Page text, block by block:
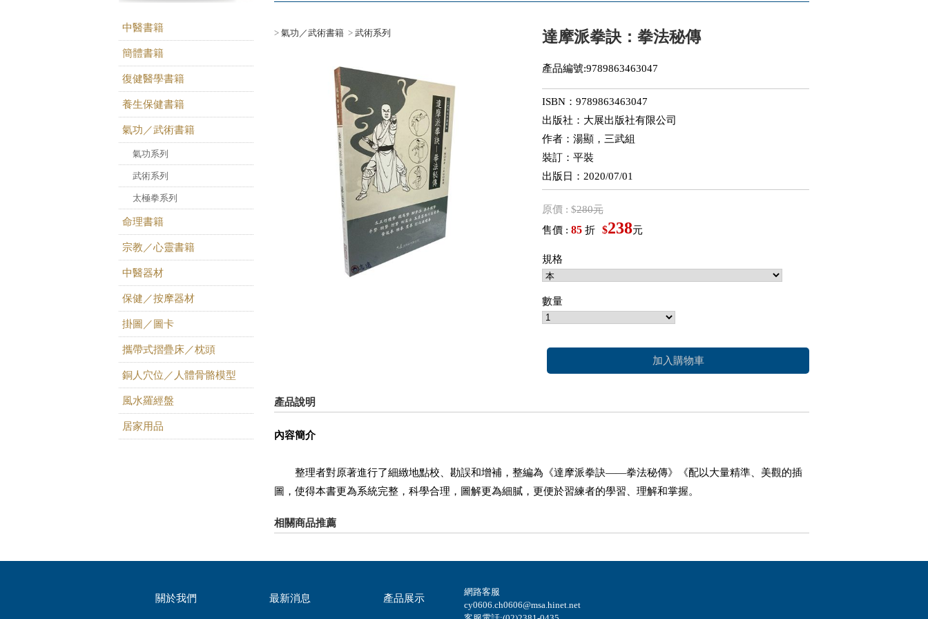
中醫書籍
簡體書籍
復健醫學書籍
養生保健書籍
氣功／武術書籍
氣功系列
武術系列
太極拳系列
命理書籍
宗教／心靈書籍
中醫器材
保健／按摩器材
掛圖／圖卡
攜帶式摺疊床／枕頭
銅人穴位／人體骨骼模型
風水羅經盤
居家用品
> 氣功／武術書籍 > 武術系列 達摩派拳訣：拳法秘傳
產品編號:9789863463047
ISBN：9789863463047
出版社：大展出版社有限公司
作者：湯顯，三武組
裝訂：平裝
出版日：2020/07/01
原價 : $280元
售價 : 85折 $238元
規格
數量
加入購物車
產品說明
內容簡介
整理者對原著進行了細緻地點校、勘誤和增補，整編為《達摩派拳訣――拳法秘傳》《配以大量精準、美觀的插
圖，使得本書更為系統完整，科學合理，圖解更為細膩，更便於習練者的學習、理解和掌握。
相關商品推薦
關於我們 最新消息 產品展示
網路客服
cy0606.ch0606@msa.hinet.net